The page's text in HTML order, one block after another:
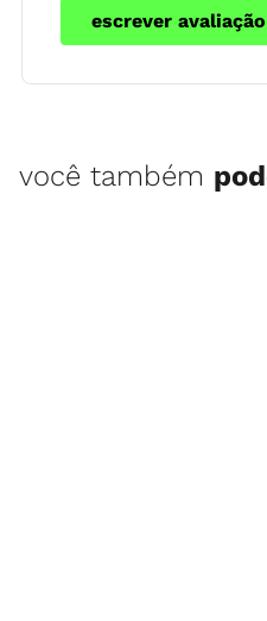
escrever avaliação
você também